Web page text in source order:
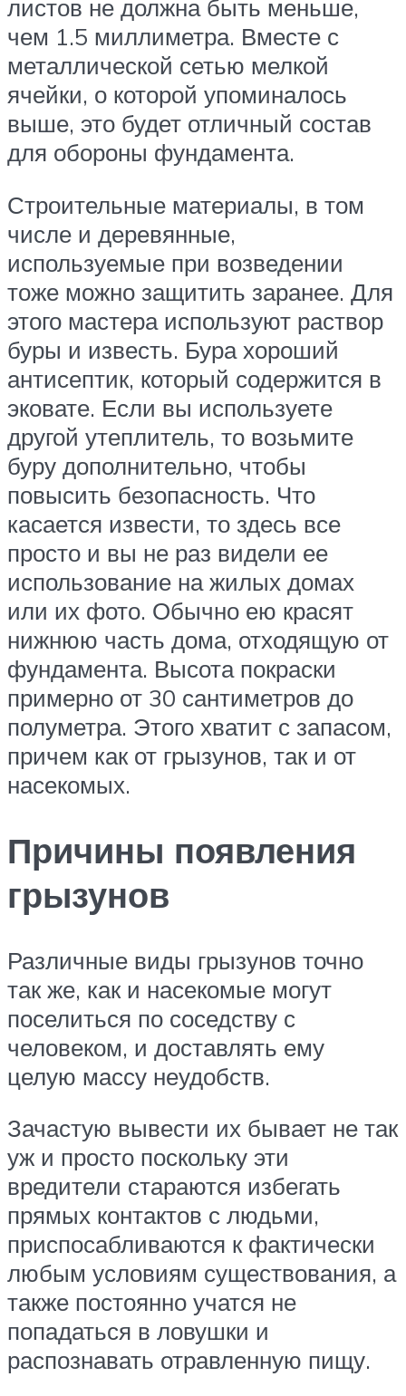
листов не должна быть меньше,
чем 1.5 миллиметра. Вместе с
металлической сетью мелкой
ячейки, о которой упоминалось
выше, это будет отличный состав
для обороны фундамента.
Строительные материалы, в том
числе и деревянные,
используемые при возведении
тоже можно защитить заранее. Для
этого мастера используют раствор
буры и известь. Бура хороший
антисептик, который содержится в
эковате. Если вы используете
другой утеплитель, то возьмите
буру дополнительно, чтобы
повысить безопасность. Что
касается извести, то здесь все
просто и вы не раз видели ее
использование на жилых домах
или их фото. Обычно ею красят
нижнюю часть дома, отходящую от
фундамента. Высота покраски
примерно от 30 сантиметров до
полуметра. Этого хватит с запасом,
причем как от грызунов, так и от
насекомых.
Причины появления
грызунов
Различные виды грызунов точно
так же, как и насекомые могут
поселиться по соседству с
человеком, и доставлять ему
целую массу неудобств.
Зачастую вывести их бывает не так
уж и просто поскольку эти
вредители стараются избегать
прямых контактов с людьми,
приспосабливаются к фактически
любым условиям существования, а
также постоянно учатся не
попадаться в ловушки и
распознавать отравленную пищу.